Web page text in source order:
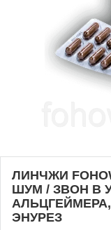
ЛИНЧЖИ
ШУМ / ЗВОН В
ЭНУРЕЗ